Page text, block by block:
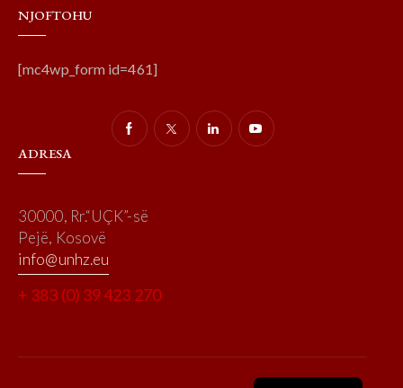
NJOFTOHU
[mc4wp_form id=461]
ADRESA
30000, Rr.“UÇK”-së
Pejë, Kosovë
info@unhz.eu
+ 383 (0) 39 423 270